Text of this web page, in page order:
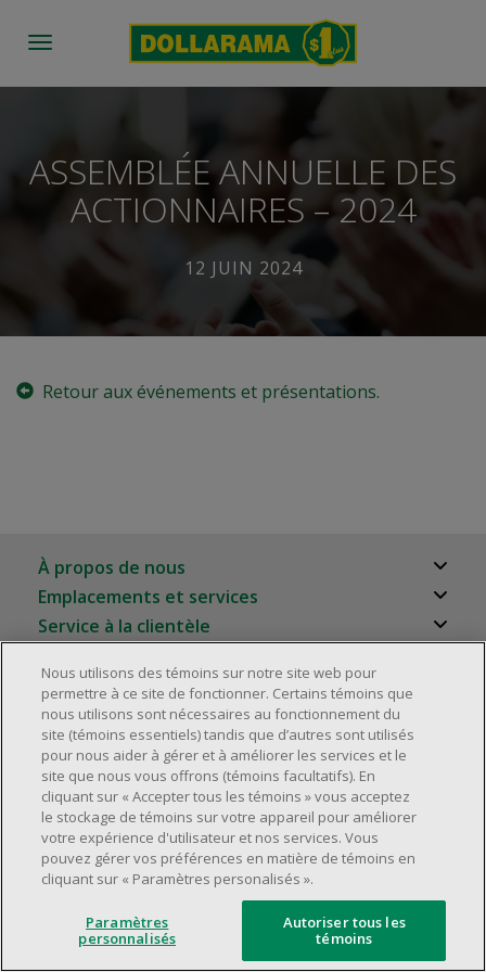
Toggle
ASSEMBLÉE ANNUELLE DES
ACTIONNAIRES – 2024
12 JUIN 2024
Retour aux événements et présentations.
À propos de nous
À propos
Carrières
Emplacements et services
Localisateur de magasins
Relation avec les investisseurs
Partenaires immobiliers
Service à la clientèle
Foire aux questions
Rappels de produits
Nous joindre
Gestion des témoins
©2025 Dollarama Inc. Tous droits réservés.
Politique d'accessibilité
Nous utilisons des témoins sur notre site web pour
permettre à ce site de fonctionner. Certains témoins que
nous utilisons sont nécessaires au fonctionnement du
site (témoins essentiels) tandis que d’autres sont utilisés
pour nous aider à gérer et à améliorer les services et le
site que nous vous offrons (témoins facultatifs). En
cliquant sur « Accepter tous les témoins » vous acceptez
le stockage de témoins sur votre appareil pour améliorer
votre expérience d'utilisateur et nos services. Vous
pouvez gérer vos préférences en matière de témoins en
cliquant sur « Paramètres personalisés ».
Paramètres
personnalisés
Autoriser tous les
témoins